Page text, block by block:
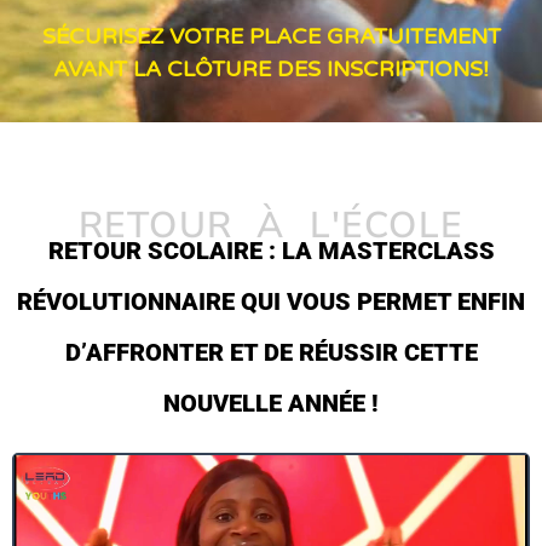
SÉCURISEZ VOTRE PLACE GRATUITEMENT
AVANT LA CLÔTURE DES INSCRIPTIONS!
RETOUR À L'ÉCOLE
RETOUR SCOLAIRE : LA MASTERCLASS
RÉVOLUTIONNAIRE QUI VOUS PERMET ENFIN
D’AFFRONTER ET DE RÉUSSIR CETTE
NOUVELLE ANNÉE !